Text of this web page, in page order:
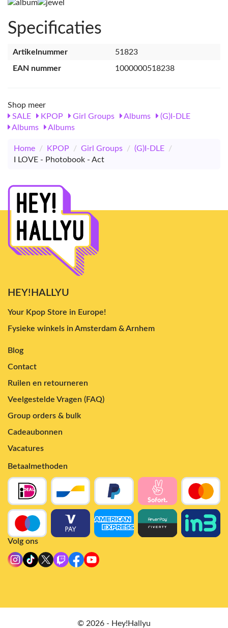
Specificaties
Artikelnummer
51823
EAN nummer
1000000518238
Shop meer
SALE
KPOP Girl Groups Albums
(G)I-DLE
Albums
Albums
Home / KPOP / Girl Groups / (G)I-DLE
/
I LOVE - Photobook - Act
HEY!HALLYU
Your Kpop Store in Europe!
Fysieke winkels in Amsterdam & Arnhem
Blog
Contact
Ruilen en retourneren
Veelgestelde Vragen (FAQ)
Group orders & bulk
Cadeaubonnen
Vacatures
Betaalmethoden
Volg ons
© 2026 - Hey!Hallyu